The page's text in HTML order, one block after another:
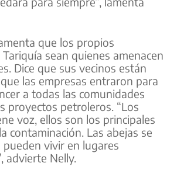
que los propios
sean quienes amenacen
Dice que sus vecinos están
las empresas entraron para
a todas las comunidades
proyectos petroleros. “Los
voz, ellos son los principales
contaminación. Las abejas se
vivir en lugares
advierte Nelly.